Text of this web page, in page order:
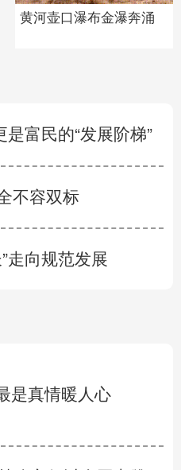
罗马台伯河水位下降
是富民的“发展阶梯”
不容双标
走向规范发展
是真情暖人心